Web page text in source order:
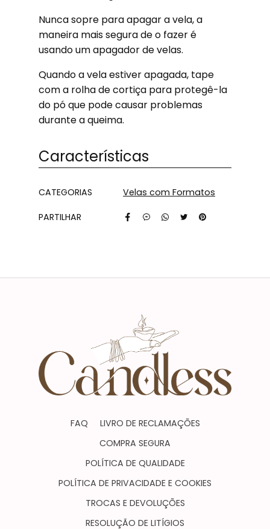
Nunca sopre para apagar a vela, a
maneira mais segura de o fazer é
usando um apagador de velas.
Quando a vela estiver apagada, tape
com a rolha de cortiça para protegê-la
do pó que pode causar problemas
durante a queima.
Características
Características
CATEGORIAS Velas com Formatos
PARTILHAR
FAQ
LIVRO DE RECLAMAÇÕES
COMPRA SEGURA
POLÍTICA DE QUALIDADE
POLÍTICA DE PRIVACIDADE E COOKIES
TROCAS E DEVOLUÇÕES
RESOLUÇÃO DE LITÍGIOS